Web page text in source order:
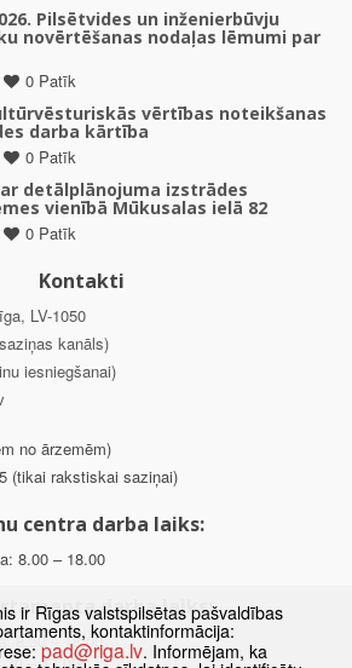
Pilsētvides un inženierbūvju
novērtēšanas nodaļas lēmumi par
0 Patīk
vērtības noteikšanas
darba kārtība
0 Patīk
detālplānojuma izstrādes
vienībā Mūkusalas ielā 82
0 Patīk
Kontakti
LV-1050
kanāls)
iesniegšanai)
no ārzemēm)
(tikai rakstiskai saziņai)
centra darba laiks:
8.00 – 18.00
darba laiks:
8.30 – 18.00
– 17.00
ir Rīgas valstspilsētas pašvaldības
kontaktinformācija:
pad@riga.lv. Informējam, ka